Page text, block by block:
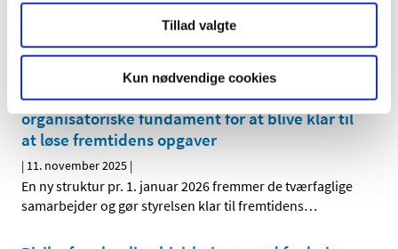
Tillad valgte
Kun nødvendige cookies
|
Det er vigtigt at melde tilknytning til den korrekte
Juridiske enhed Vi er i forbindelse med den daglige…
Lægemiddelstyrelsen styrker sit
organisatoriske fundament for at blive klar til
at løse fremtidens opgaver
| 11. november 2025 |
En ny struktur pr. 1. januar 2026 fremmer de tværfaglige
samarbejder og gør styrelsen klar til fremtidens…